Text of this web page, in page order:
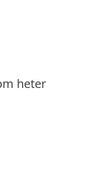
heter